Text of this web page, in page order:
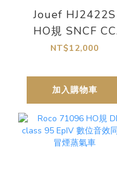
Jouef HJ2422S
HO規 SNCF CC
21004 數位音效電
NT$12,000
加入購物車